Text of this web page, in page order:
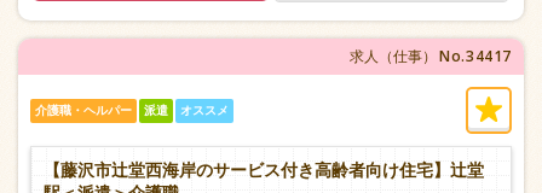
求人（仕事） No.34417
介護職・ヘルパー 派遣 オススメ
【藤沢市辻堂西海岸のサービス付き高齢者向け住宅】辻堂